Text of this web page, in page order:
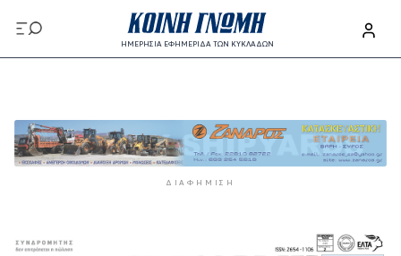
Παράκαμψη προς το κυρίως περιεχόμενο
ΗΜΕΡΗΣΙΑ ΕΦΗΜΕΡΙΔΑ ΤΩΝ ΚΥΚΛΑΔΩΝ
ΔΙΑΦΉΜΙΣΗ